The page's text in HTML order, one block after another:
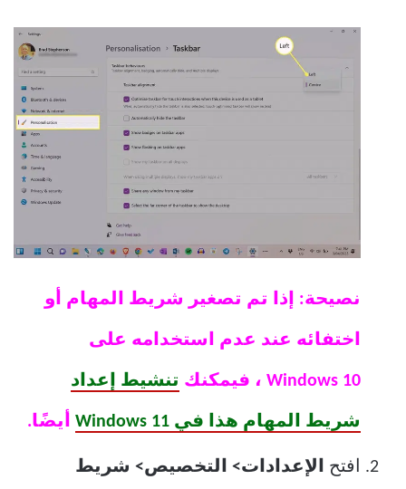
نصيحة: إذا تم تصغير شريط المهام أو
اختفائه عند عدم استخدامه على
Windows 10 ، فيمكنك تنشيط إعداد
شريط المهام هذا في Windows 11 أيضًا.
افتح الإعدادات> التخصيص> شريط